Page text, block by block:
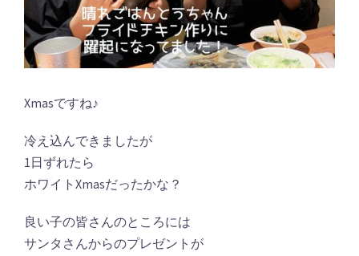
Xmasですね♪
冷え込んできましたが
1日ずれたら
ホワイトXmasだったかな？
良い子の皆さんのところには
サンタさんからのプレゼントが